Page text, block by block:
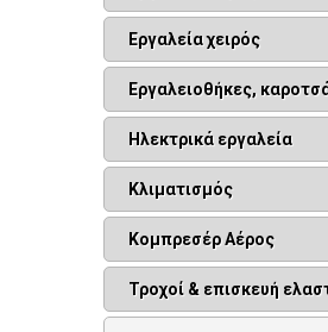
Εργαλεία χειρός
Εργαλειοθήκες,
Ηλεκτρικά εργαλεία
Κλιματισμός
Κομπρεσέρ Αέρος
Τροχοί & επισκευή